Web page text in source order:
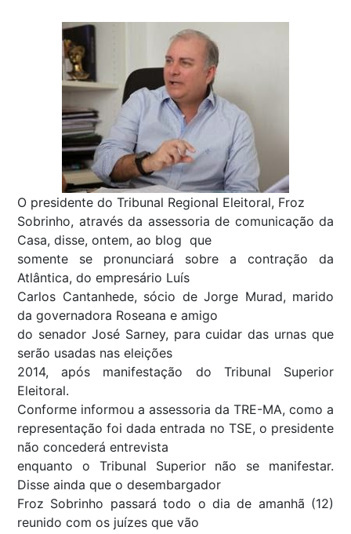
O presidente do Tribunal Regional Eleitoral, Froz
Sobrinho, através da assessoria de comunicação da
Casa, disse, ontem, ao blog que
somente se pronunciará sobre a contração da
Atlântica, do empresário Luís
Carlos Cantanhede, sócio de Jorge Murad, marido
da governadora Roseana e amigo
do senador José Sarney, para cuidar das urnas que
serão usadas nas eleições
2014, após manifestação do Tribunal Superior
Eleitoral.
Conforme informou a assessoria da TRE-MA, como a
representação foi dada entrada no TSE, o presidente
não concederá entrevista
enquanto o Tribunal Superior não se manifestar.
Disse ainda que o desembargador
Froz Sobrinho passará todo o dia de amanhã (12)
reunido com os juízes que vão